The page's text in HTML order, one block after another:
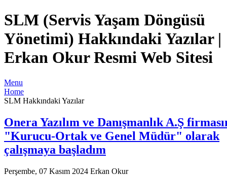
SLM (Servis Yaşam Döngüsü
Yönetimi) Hakkındaki Yazılar |
Erkan Okur Resmi Web Sitesi
Menu
Home
SLM Hakkındaki Yazılar
Onera Yazılım ve Danışmanlık A.Ş
"Kurucu-Ortak ve Genel Müdür" olarak
çalışmaya başladım
Perşembe, 07 Kasım 2024 Erkan Okur